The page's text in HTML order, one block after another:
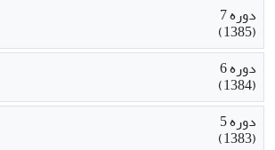
دوره 7
(1385)
دوره 6
(1384)
دوره 5
(1383)